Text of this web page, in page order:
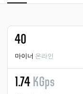
40
마이너 온라인
1.74 KGps